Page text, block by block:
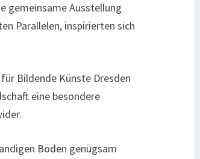
gemeinsame Ausstellung
Parallelen, inspirierten sich
Bildende Künste Dresden
eine besondere
Böden genügsam